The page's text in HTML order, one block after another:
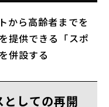
から高齢者までを
提供できる「スポ
併設する
しての再開